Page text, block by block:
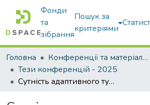
Фонди
та
зібрання
Пошук за
критеріями
Головна
Конференції та матеріали конференцій
Тези конференцій - 2025
Сутність адаптивного туризму та специфіка його організації